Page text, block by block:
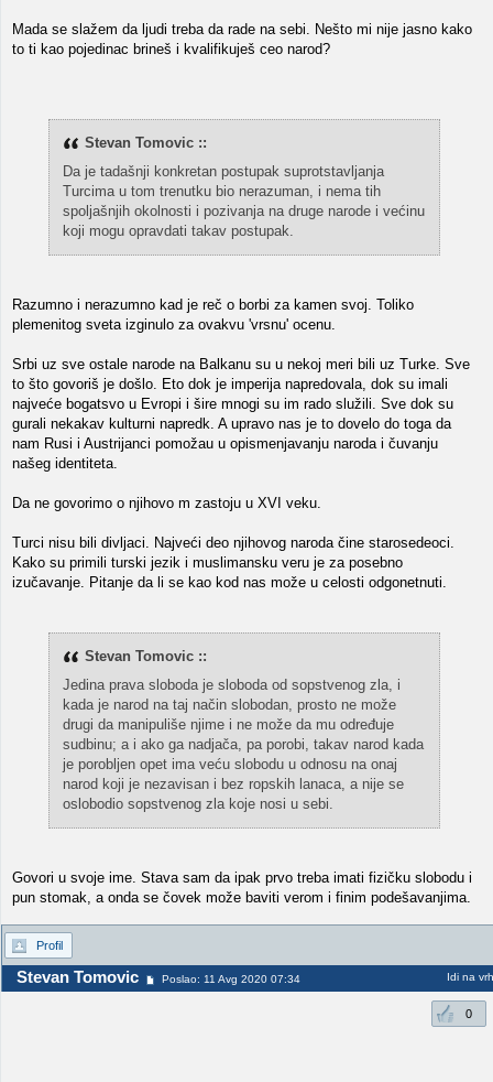
Mada se slažem da ljudi treba da rade na sebi. Nešto mi nije jasno kako
to ti kao pojedinac brineš i kvalifikuješ ceo narod?
Stevan Tomovic ::
Da je tadašnji konkretan postupak suprotstavljanja
Turcima u tom trenutku bio nerazuman, i nema tih
spoljašnjih okolnosti i pozivanja na druge narode i većinu
koji mogu opravdati takav postupak.
Razumno i nerazumno kad je reč o borbi za kamen svoj. Toliko
plemenitog sveta izginulo za ovakvu 'vrsnu' ocenu.
Srbi uz sve ostale narode na Balkanu su u nekoj meri bili uz Turke. Sve
to što govoriš je došlo. Eto dok je imperija napredovala, dok su imali
najveće bogatsvo u Evropi i šire mnogi su im rado služili. Sve dok su
gurali nekakav kulturni napredk. A upravo nas je to dovelo do toga da
nam Rusi i Austrijanci pomožau u opismenjavanju naroda i čuvanju
našeg identiteta.
Da ne govorimo o njihovo m zastoju u XVI veku.
Turci nisu bili divljaci. Najveći deo njihovog naroda čine starosedeoci.
Kako su primili turski jezik i muslimansku veru je za posebno
izučavanje. Pitanje da li se kao kod nas može u celosti odgonetnuti.
Stevan Tomovic ::
Jedina prava sloboda je sloboda od sopstvenog zla, i
kada je narod na taj način slobodan, prosto ne može
drugi da manipuliše njime i ne može da mu određuje
sudbinu; a i ako ga nadjača, pa porobi, takav narod kada
je porobljen opet ima veću slobodu u odnosu na onaj
narod koji je nezavisan i bez ropskih lanaca, a nije se
oslobodio sopstvenog zla koje nosi u sebi.
Govori u svoje ime. Stava sam da ipak prvo treba imati fizičku slobodu i
pun stomak, a onda se čovek može baviti verom i finim podešavanjima.
Profil
Stevan Tomovic Poslao: 11 Avg 2020 07:34 Idi na vrh
0